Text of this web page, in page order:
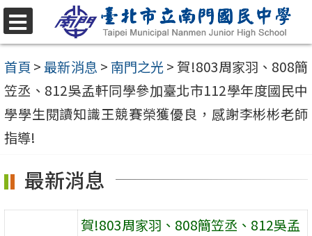
跳
至
主
要
內
容
選
單
首頁 >最新消息 >南門之光> 賀!803周家羽、808簡
笠丞、812吳孟軒同學參加臺北市112學年度國民中
學學生閱讀知識王競賽榮獲優良，感謝李彬彬老師
指導!
最新消息
賀!803周家羽、808簡笠丞、812吳孟